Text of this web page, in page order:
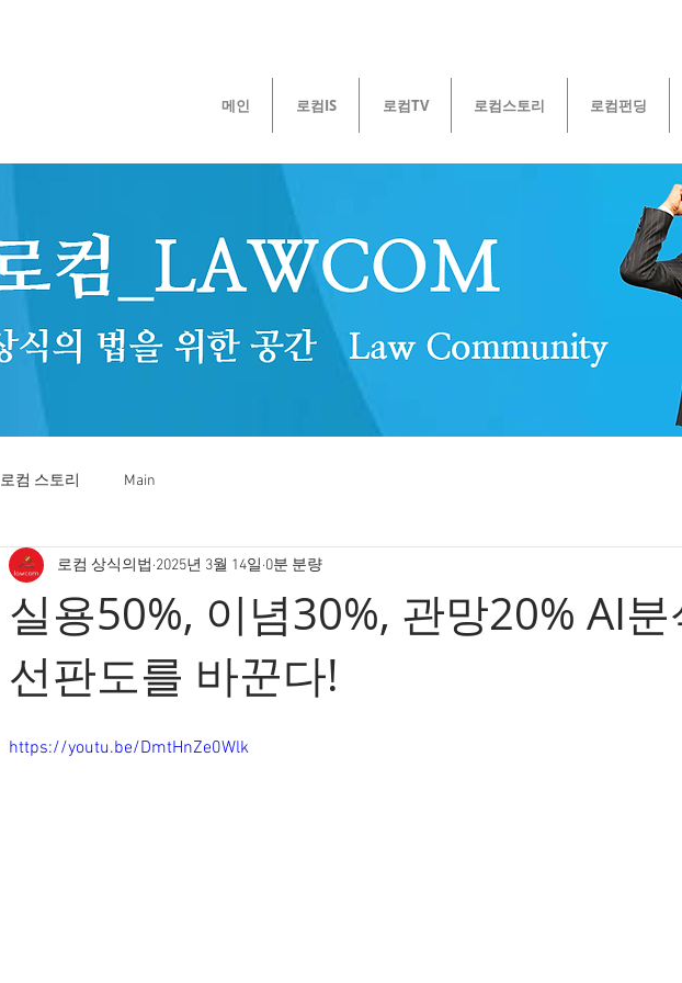
메인 로컴IS 로컴TV 로컴스토리 로컴펀딩
로컴 스토리 Main
실용50%, 이념30%, 관망20% AI
선판도를 바꾼다!
로컴 상식의법 2025년 3월 14일 0분 분량
https://youtu.be/DmtHnZe0Wlk